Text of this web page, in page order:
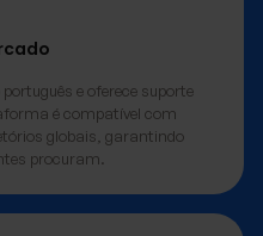
e oferece suporte
é compatível com
globais, garantindo
procuram.